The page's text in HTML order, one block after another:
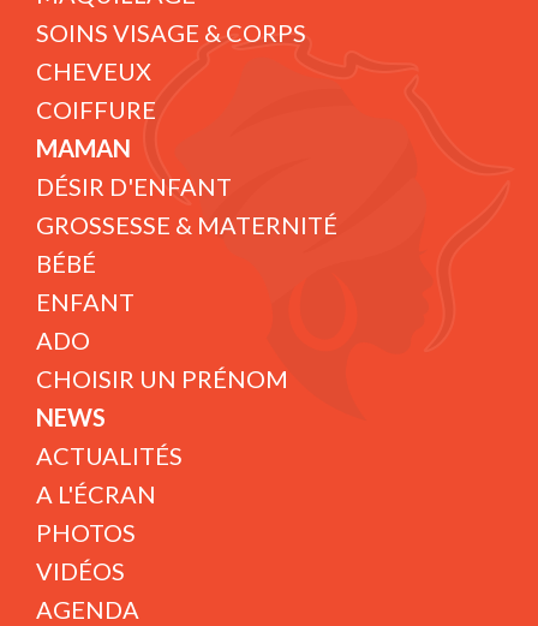
SOINS VISAGE & CORPS
CHEVEUX
COIFFURE
MAMAN
DÉSIR D'ENFANT
GROSSESSE & MATERNITÉ
BÉBÉ
ENFANT
ADO
CHOISIR UN PRÉNOM
NEWS
ACTUALITÉS
A L'ÉCRAN
PHOTOS
VIDÉOS
AGENDA